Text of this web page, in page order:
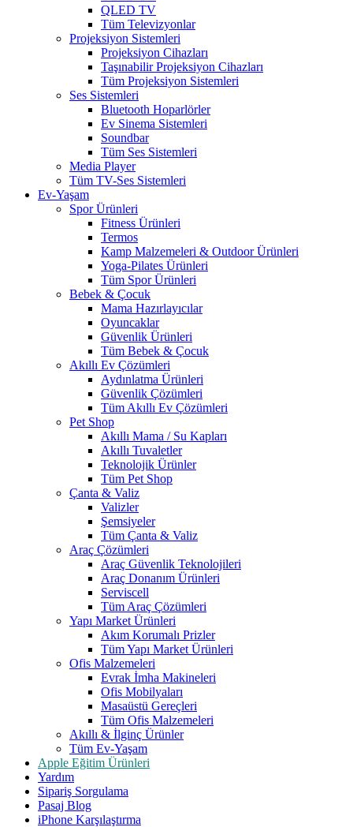
QLED TV
Tüm Televizyonlar
Projeksiyon Sistemleri
Projeksiyon Cihazları
Taşınabilir Projeksiyon Cihazları
Tüm Projeksiyon Sistemleri
Ses Sistemleri
Bluetooth Hoparlörler
Ev Sinema Sistemleri
Soundbar
Tüm Ses Sistemleri
Media Player
Tüm TV-Ses Sistemleri
Ev-Yaşam
Spor Ürünleri
Fitness Ürünleri
Termos
Kamp Malzemeleri & Outdoor Ürünleri
Yoga-Pilates Ürünleri
Tüm Spor Ürünleri
Bebek & Çocuk
Mama Hazırlayıcılar
Oyuncaklar
Güvenlik Ürünleri
Tüm Bebek & Çocuk
Akıllı Ev Çözümleri
Aydınlatma Ürünleri
Güvenlik Çözümleri
Tüm Akıllı Ev Çözümleri
Pet Shop
Akıllı Mama / Su Kapları
Akıllı Tuvaletler
Teknolojik Ürünler
Tüm Pet Shop
Çanta & Valiz
Valizler
Şemsiyeler
Tüm Çanta & Valiz
Araç Çözümleri
Araç Güvenlik Teknolojileri
Araç Donanım Ürünleri
Serviscell
Tüm Araç Çözümleri
Yapı Market Ürünleri
Akım Korumalı Prizler
Tüm Yapı Market Ürünleri
Ofis Malzemeleri
Evrak İmha Makineleri
Ofis Mobilyaları
Masaüstü Gereçleri
Tüm Ofis Malzemeleri
Akıllı & İlginç Ürünler
Tüm Ev-Yaşam
Apple Eğitim Ürünleri
Yardım
Sipariş Sorgulama
Pasaj Blog
iPhone Karşılaştırma